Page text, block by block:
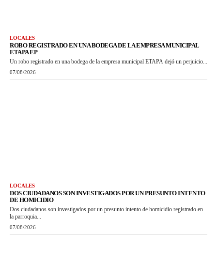
LOCALES
ROBO REGISTRADO EN UNA BODEGA DE LA EMPRESA MUNICIPAL
ETAPA EP
Un robo registrado en una bodega de la empresa municipal ETAPA dejó un perjuicio...
07/08/2026
LOCALES
DOS CIUDADANOS SON INVESTIGADOS POR UN PRESUNTO INTENTO
DE HOMICIDIO
Dos ciudadanos son investigados por un presunto intento de homicidio registrado en
la parroquia...
07/08/2026